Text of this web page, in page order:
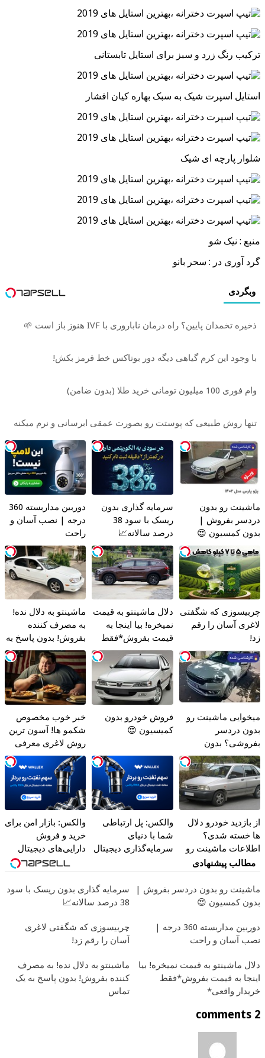
ترکیب رنگ زرد و سبز برای استایل تابستانی
استایل اسپرت شیک به سبک بهاره کیان افشار
شلوار پارچه ای شیک
منبع : نیک شو
گرد آوری در : سحر بانو
وبگردی
ذخیره تخمدان پایین؟ راه درمان ناباروری با IVF هنوز باز است 🌱
با وجود این کرم گیاهی دیگه دور بوتاکس خط قرمز بکش!
وام فوری 100 میلیون تومانی خرید طلا (بدون ضامن)
تنها روش طبیعی که پوستت رو بصورت عمقی ابرسانی و نرم میکنه
ماشینت رو بدون
دردسر بفروش |
بدون کمسیون 😍
سرمایه گذاری بدون
ریسک با سود 38
درصد سالانه📈
دوربین مداربسته 360
درجه | نصب آسان و
راحت
چربیسوزی که شگفتی
لاغری آسان را رقم
زد!
دلال ماشینتو به قیمت
نمیخره! بیا اینجا به
قیمت بفروش*فقط
خریدار واقعی*
ماشینتو به دلال نده!
به مصرف کننده
بفروش! بدون پاسخ به
یک تماس
میخوایی ماشینت رو
بدون دردسر
بفروشی؟ بدون
کمیسیون
فروش خودرو بدون
کمیسیون 😍
خبر خوب مخصوص
شکمو ها! آسون ترین
روش لاغری معرفی
شد
از بازدید خودرو دلال
ها خسته شدی؟
اطلاعات ماشینت رو
اینجا ثبت کن
والکس: پل ارتباطی
شما با دنیای
سرمایه‌گذاری دیجیتال
والکس: بازار امن برای
خرید و فروش
دارایی‌های دیجیتال
مطالب پیشنهادی
ماشینت رو بدون دردسر بفروش |
بدون کمسیون 😍
سرمایه گذاری بدون ریسک با سود
38 درصد سالانه📈
دوربین مداربسته 360 درجه |
نصب آسان و راحت
چربیسوزی که شگفتی لاغری
آسان را رقم زد!
دلال ماشینتو به قیمت نمیخره! بیا
اینجا به قیمت بفروش*فقط
خریدار واقعی*
ماشینتو به دلال نده! به مصرف
کننده بفروش! بدون پاسخ به یک
تماس
2 comments